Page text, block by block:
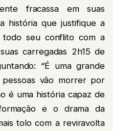
fracassa em suas
história que justifique a
seu conflito com a
carregadas 2h15 de
“É uma grande
vão morrer por
é uma história capaz de
e o drama da
tolo com a reviravolta